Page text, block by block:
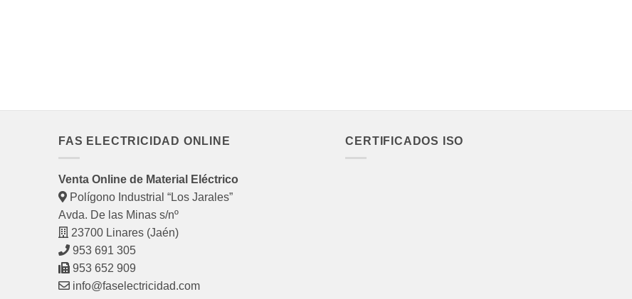
FAS ELECTRICIDAD ONLINE
Venta Online de Material Eléctrico
Polígono Industrial “Los Jarales”
Avda. De las Minas s/nº
23700 Linares (Jaén)
953 691 305
953 652 909
info@faselectricidad.com
CERTIFICADOS ISO